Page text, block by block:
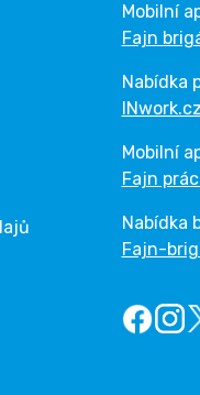
Mobilní
Fajn
Nabídka
INwork.cz
Mobilní
Fajn
Nabídka
Fajn-